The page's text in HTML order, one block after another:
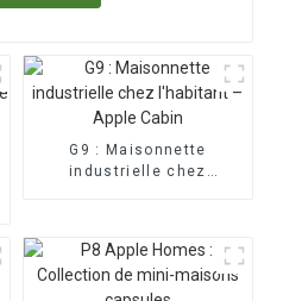
G9 : Maisonnette
industrielle chez